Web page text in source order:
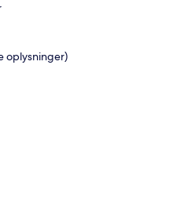
oplysninger)